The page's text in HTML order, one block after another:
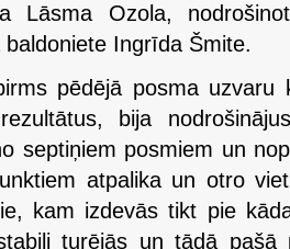
Lāsma Ozola,
Ingrīda Šmite.
pēdējā posma
bija
septiņiem posmiem un
atpalika un otro
kam izdevās tikt pie
turējās un tādā pašā